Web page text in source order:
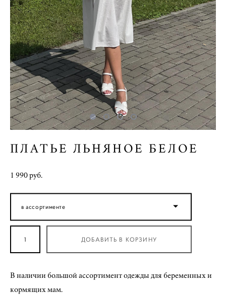
ПЛАТЬЕ ЛЬНЯНОЕ БЕЛОЕ
1 990 pуб.
в ассортименте
ДОБАВИТЬ В КОРЗИНУ
В наличии большой ассортимент одежды для беременных и
кормящих мам.